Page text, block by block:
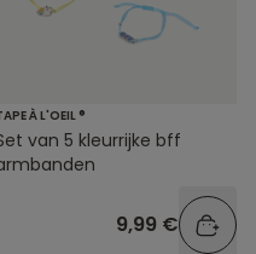
À L'OEIL ®
van 5 kleurrijke bff
9,99 €